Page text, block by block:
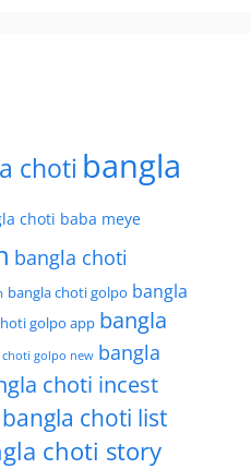
choti bangla
choti baba meye
bangla choti
bangla choti golpo bangla
golpo app bangla
choti golpo new bangla
choti incest
bangla choti list
choti story